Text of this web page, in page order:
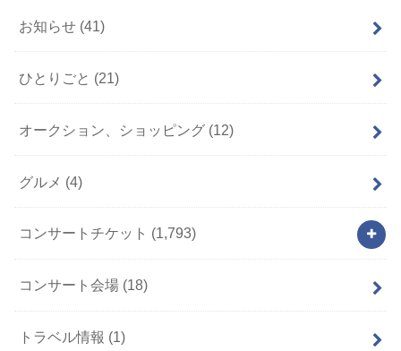
お知らせ (41)
ひとりごと (21)
オークション、ショッピング (12)
グルメ (4)
コンサートチケット (1,793)
コンサート会場 (18)
トラベル情報 (1)